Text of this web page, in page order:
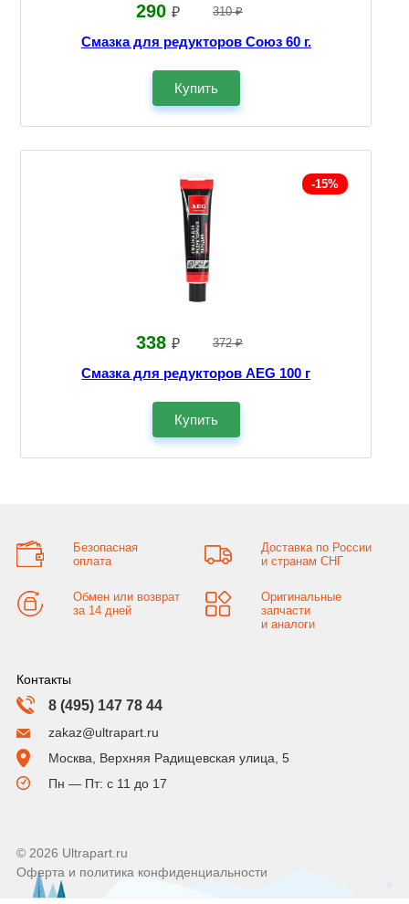
290 ₽ 310 ₽
Смазка для редукторов Союз 60 г.
Купить
-15%
338 ₽ 372 ₽
Смазка для редукторов AEG 100 г
Купить
Безопасная
оплата
Доставка по России
и странам СНГ
Обмен или возврат
за 14 дней
Оригинальные
запчасти
и аналоги
Контакты
8 (495) 147 78 44
zakaz@ultrapart.ru
Москва, Верхняя Радищевская улица, 5
Пн — Пт: с 11 до 17
© 2026 Ultrapart.ru
Оферта и политика конфиденциальности